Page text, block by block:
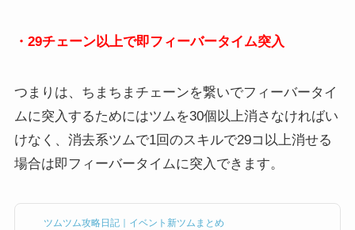
・29チェーン以上で即フィーバータイム突入
つまりは、ちまちまチェーンを繋いでフィーバータイ
ムに突入するためにはツムを30個以上消さなければい
けなく、消去系ツムで1回のスキルで29コ以上消せる
場合は即フィーバータイムに突入できます。
ツムツム攻略日記｜イベント新ツムまとめ